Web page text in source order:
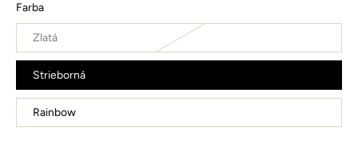
Farba
Zlatá
Strieborná
Rainbow